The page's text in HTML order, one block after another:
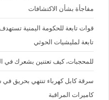
مفاجأة بشأن الاكتشافات
قوات تابعة للحكومة اليمنية
تابعة لمليشيات الحوثي
للمحجبات، كيف تعتنين بشعرك في
سرقة كابل كهرباء تنتهي بحريق
كاميرات المراقبة